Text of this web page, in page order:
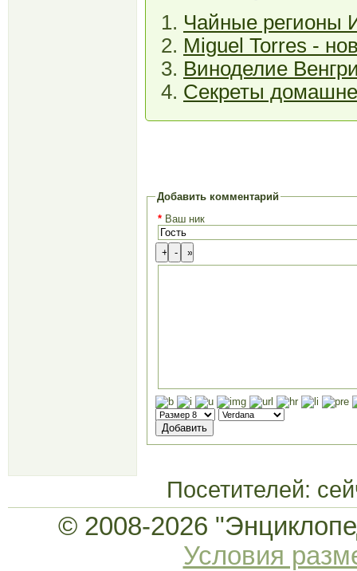
Чайные регионы
Miguel Torres -
Виноделие
Секреты
Добавить комментарий
* Ваш ник
Посетителей:
© 2008-2026
Условия